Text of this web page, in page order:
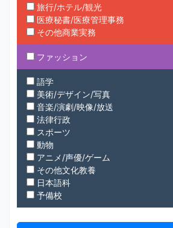
旅行/ホテル/観光
医療秘書/医療管理事務
その他商業実務
ファッション
語学
美術/デザイン/写真
音楽/演劇/映像/放送
法律行政
スポーツ
動物
アニメ/声優/ゲーム
その他文化教養
日本語科
予備校